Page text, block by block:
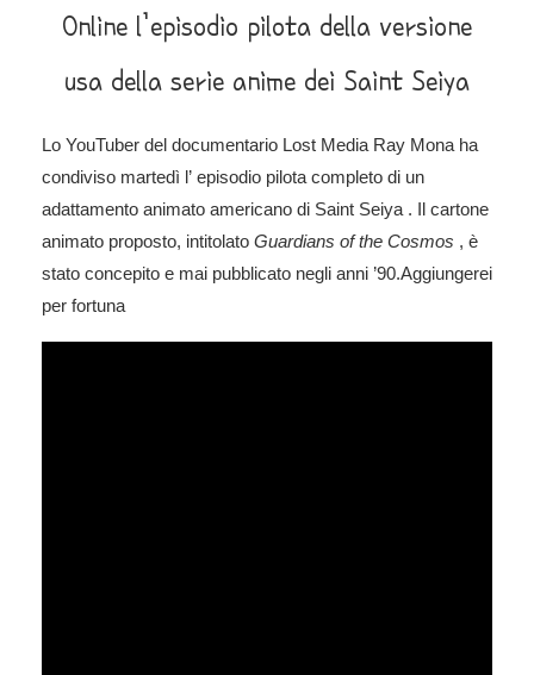
Online l’episodio pilota della versione
usa della serie anime dei Saint Seiya
Lo YouTuber del documentario Lost Media Ray Mona ha
condiviso martedì l’ episodio pilota completo di un
adattamento animato americano di Saint Seiya . Il cartone
animato proposto, intitolato Guardians of the Cosmos , è
stato concepito e mai pubblicato negli anni ’90.Aggiungerei
per fortuna